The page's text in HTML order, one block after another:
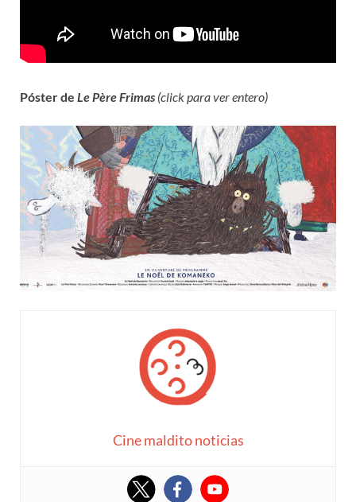
Póster de Le PèreFrimas (click para ver entero)
Cine maldito noticias